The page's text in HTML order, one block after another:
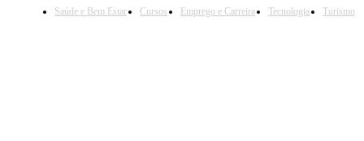
Saúde e Bem Estar Cursos Emprego e Carreira Tecnologia Turismo